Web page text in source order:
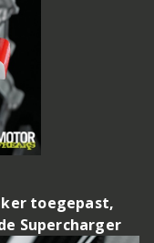
toegepast,
Supercharger